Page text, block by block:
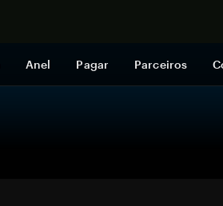
Anel Pagar Parceiros